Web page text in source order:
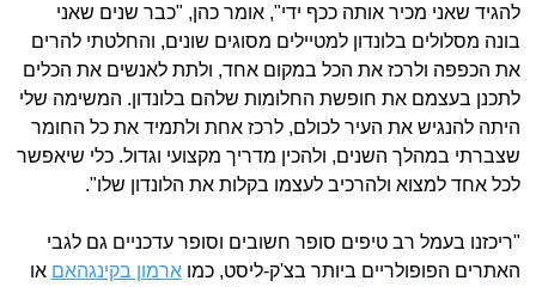
להגיד שאני מכיר אותה ככף ידי", אומר כהן, "כבר שנים שאני
בונה מסלולים בלונדון למטיילים מסוגים שונים, והחלטתי להרים
את הכפפה ולרכז את הכל במקום אחד, ולתת לאנשים את הכלים
לתכנן בעצמם את חופשת החלומות שלהם בלונדון. המשימה שלי
היתה להנגיש את העיר לכולם, לרכז אחת ולתמיד את כל החומר
שצברתי במהלך השנים, ולהכין מדריך מקצועי וגדול. כלי שיאפשר
לכל אחד למצוא ולהרכיב לעצמו בקלות את הלונדון שלו".
"ריכזנו בעמל רב טיפים סופר חשובים וסופר עדכניים גם לגבי
האתרים הפופולריים ביותר בצ'ק-ליסט, כמוארמון בקינגהאם או